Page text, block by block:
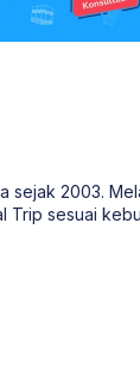
sejak 2003.
Trip sesuai